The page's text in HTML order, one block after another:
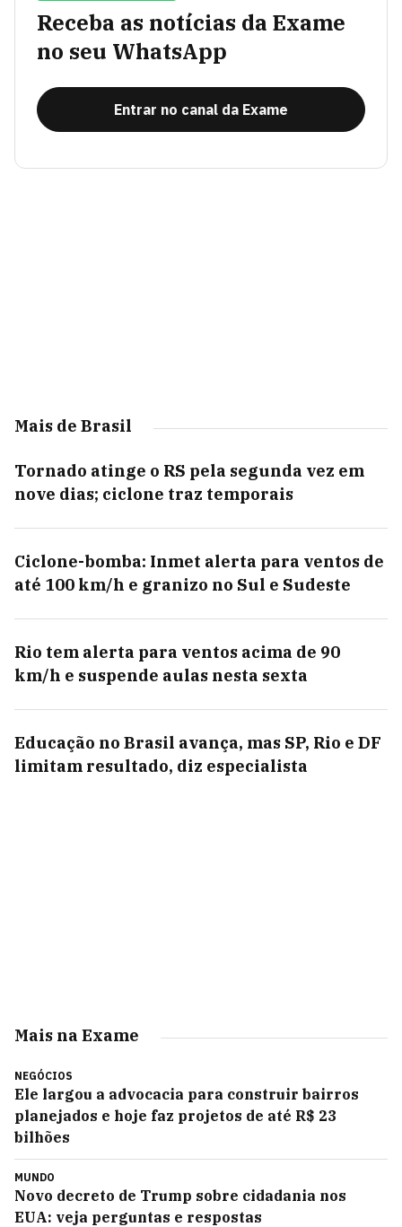
Receba as notícias da Exame
no seu WhatsApp
Entrar no canal da Exame
Mais de Brasil
Tornado atinge o RS pela segunda vez em
nove dias; ciclone traz temporais
Ciclone-bomba: Inmet alerta para ventos de
até 100 km/h e granizo no Sul e Sudeste
Rio tem alerta para ventos acima de 90
km/h e suspende aulas nesta sexta
Educação no Brasil avança, mas SP, Rio e DF
limitam resultado, diz especialista
Mais na Exame
NEGÓCIOS
Ele largou a advocacia para construir bairros
planejados e hoje faz projetos de até R$ 23
bilhões
MUNDO
Novo decreto de Trump sobre cidadania nos
EUA: veja perguntas e respostas